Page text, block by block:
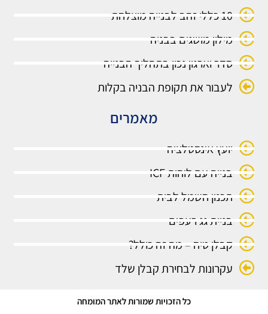
10 כללי זהב לבנייה מוצלחת
מילון מושגים בבניה
סדר וארגון נכון בתהליך הבנייה
לעבור את תקופת הבניה בקלות
מאמרים
יועץ אינסטלציה
בנייה עם לוחות ICF
תכנון חשמל לבית
בניית גג רעפים
קבלן טיח – מה זה כולל?
עקרונות לבחירת קבלן שלד
כל הזכויות שמורות לאתר המומחה